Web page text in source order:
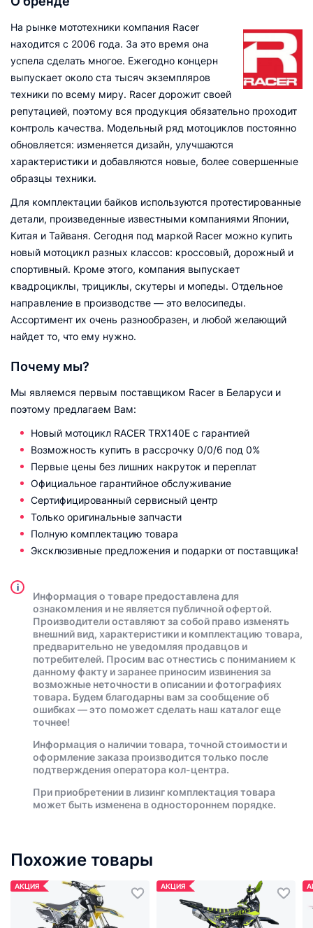
На рынке мототехники компания Racer
находится с 2006 года. За это время она
успела сделать многое. Ежегодно концерн
выпускает около ста тысяч экземпляров
техники по всему миру. Racer дорожит своей
репутацией, поэтому вся продукция обязательно проходит
контроль качества. Модельный ряд мотоциклов постоянно
обновляется: изменяется дизайн, улучшаются
характеристики и добавляются новые, более совершенные
образцы техники.
Для комплектации байков используются протестированные
детали, произведенные известными компаниями Японии,
Китая и Тайваня. Сегодня под маркой Racer можно купить
новый мотоцикл разных классов: кроссовый, дорожный и
спортивный. Кроме этого, компания выпускает
квадроциклы, трициклы, скутеры и мопеды. Отдельное
направление в производстве — это велосипеды.
Ассортимент их очень разнообразен, и любой желающий
найдет то, что ему нужно.
Почему мы?
Мы являемся первым поставщиком Racer в Беларуси и
поэтому предлагаем Вам:
Новый мотоцикл RACER TRX140E с гарантией
Возможность купить в рассрочку 0/0/6 под 0%
Первые цены без лишних накруток и переплат
Официальное гарантийное обслуживание
Сертифицированный сервисный центр
Только оригинальные запчасти
Полную комплектацию товара
Эксклюзивные предложения и подарки от поставщика!
i
Информация о товаре предоставлена для
ознакомления и не является публичной офертой.
Производители оставляют за собой право изменять
внешний вид, характеристики и комплектацию товара,
предварительно не уведомляя продавцов и
потребителей. Просим вас отнестись с пониманием к
данному факту и заранее приносим извинения за
возможные неточности в описании и фотографиях
товара. Будем благодарны вам за сообщение об
ошибках — это поможет сделать наш каталог еще
точнее!
Информация о наличии товара, точной стоимости и
оформление заказа производится только после
подтверждения оператора кол-центра.
При приобретении в лизинг комплектация товара
может быть изменена в одностороннем порядке.
Похожие товары
АКЦИЯ АКЦИЯ